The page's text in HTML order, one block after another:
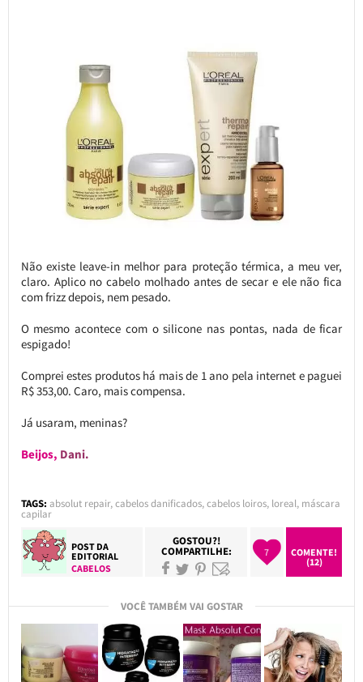
Não existe leave-in melhor para proteção térmica, a meu ver,
claro. Aplico no cabelo molhado antes de secar e ele não fica
com frizz depois, nem pesado.
O mesmo acontece com o silicone nas pontas, nada de ficar
espigado!
Comprei estes produtos há mais de 1 ano pela internet e paguei
R$ 353,00. Caro, mais compensa.
Já usaram, meninas?
Beijos, Dani.
TAGS: absolut repair,cabelos danificados,cabelos loiros, loreal, máscara
capilar
POST DA
EDITORIAL
CABELOS
GOSTOU?!
COMPARTILHE: 7
COMENTE!
(12)
VOCÊ TAMBÉM VAI GOSTAR